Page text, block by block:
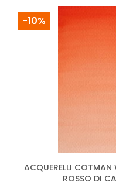
ACQUERELLI
ROSSO DI
-10%